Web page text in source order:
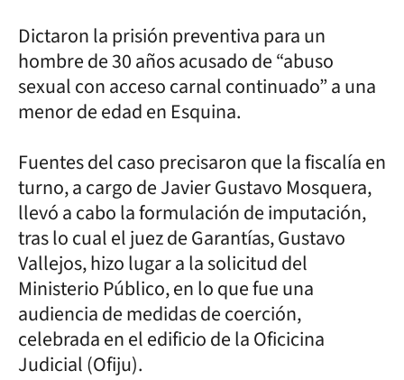
Dictaron la prisión preventiva para un
hombre de 30 años acusado de “abuso
sexual con acceso carnal continuado” a una
menor de edad en Esquina.
Fuentes del caso precisaron que la fiscalía en
turno, a cargo de Javier Gustavo Mosquera,
llevó a cabo la formulación de imputación,
tras lo cual el juez de Garantías, Gustavo
Vallejos, hizo lugar a la solicitud del
Ministerio Público, en lo que fue una
audiencia de medidas de coerción,
celebrada en el edificio de la Oficicina
Judicial (Ofiju).